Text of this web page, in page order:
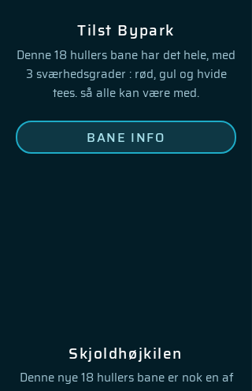
Denne 18 hullers bane har det hele, med
3 sværhedsgrader : rød, gul og hvide
tees. så alle kan være med.
BANE INFO
Tilst Bypark
Skjoldhøjkilen
Denne nye 18 hullers bane er nok en af